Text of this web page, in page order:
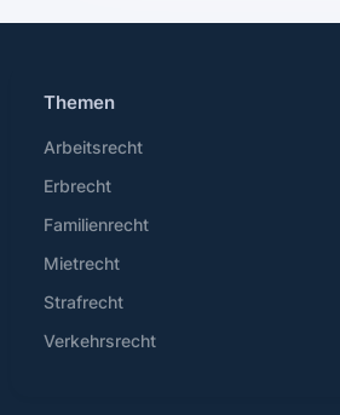
Themen
Arbeitsrecht
Erbrecht
Familienrecht
Mietrecht
Strafrecht
Verkehrsrecht